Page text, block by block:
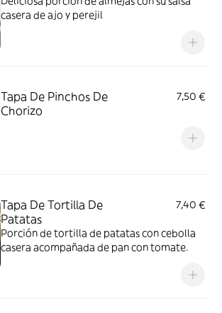
casera de ajo y perejil
Tapa De Pinchos De
Chorizo
7,50 €
Tapa De Tortilla De
Patatas
7,40 €
Porción de tortilla de patatas con cebolla
casera acompañada de pan con tomate.